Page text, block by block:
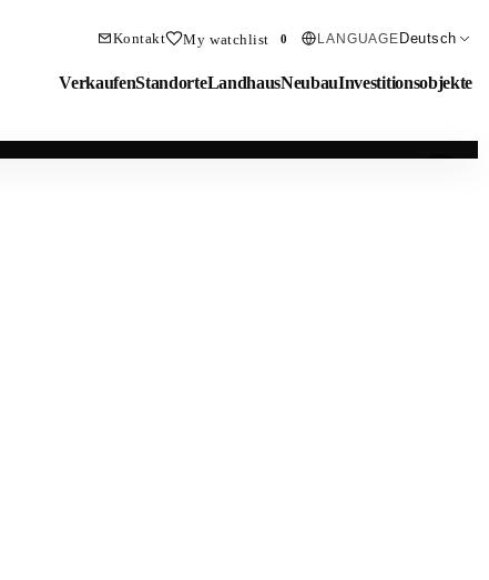
Kontakt My watchlist 0 LANGUAGE Deutsch
VerkaufenStandorteLandhausNeubauInvestitionsobjekte